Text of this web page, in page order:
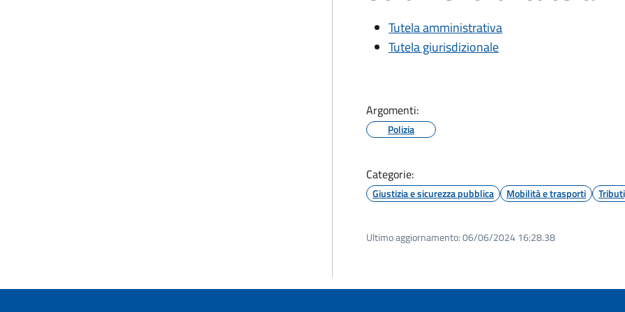
Tutela amministrativa
Tutela giurisdizionale
Argomenti:
Polizia
Categorie:
Giustizia e sicurezza pubblica Mobilità e trasporti
Ultimo aggiornamento:06/06/2024 16:28.38